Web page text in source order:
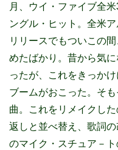
月、ウイ・ファイブ全
ングル・ヒット。全米ア
リリースでもついこの
めたばかり。昔から気
ったが、これをきっかけ
ブームがおこった。そ
曲。これをリメイクし
返しと並べ替え、歌詞
のマイク・スチュア－